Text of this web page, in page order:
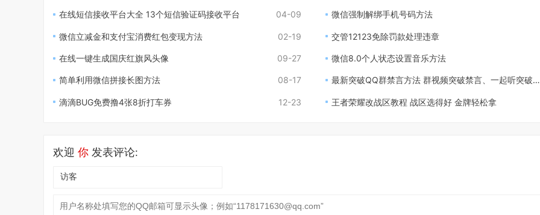
04-09
在线短信接收平台大全 13个短信验证码接收平台 微信强制解绑手机号码方法
02-19
微信立减金和支付宝消费红包变现方法 交管12123免除罚款处理违章
09-27
在线一键生成国庆红旗风头像 微信8.0个人状态设置音乐方法
08-17
简单利用微信拼接长图方法 最新突破QQ群禁言方法 群视频突破禁言、一起听突破禁言！2021年最新
12-23
滴滴BUG免费撸4张8折打车券 王者荣耀改战区教程 战区选得好 金牌轻松拿
欢迎 你 发表评论: